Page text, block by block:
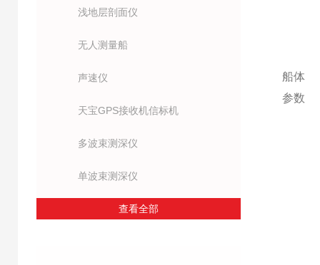
浅地层剖面仪
无人测量船
声速仪
天宝GPS接收机信标机
多波束测深仪
单波束测深仪
查看全部
船体
参数